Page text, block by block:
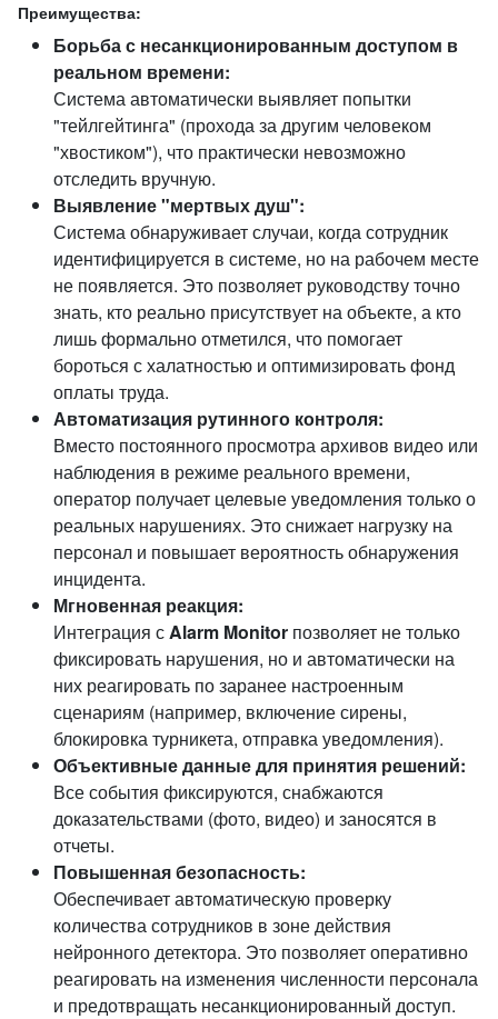
Преимущества:
Борьба с несанкционированным доступом в
реальном времени:
Система автоматически выявляет попытки
"тейлгейтинга" (прохода за другим человеком
"хвостиком"), что практически невозможно
отследить вручную.
Выявление "мертвых душ":
Система обнаруживает случаи, когда сотрудник
идентифицируется в системе, но на рабочем месте
не появляется. Это позволяет руководству точно
знать, кто реально присутствует на объекте, а кто
лишь формально отметился, что помогает
бороться с халатностью и оптимизировать фонд
оплаты труда.
Автоматизация рутинного контроля:
Вместо постоянного просмотра архивов видео или
наблюдения в режиме реального времени,
оператор получает целевые уведомления только о
реальных нарушениях. Это снижает нагрузку на
персонал и повышает вероятность обнаружения
инцидента.
Мгновенная реакция:
Интеграция сAlarm Monitor позволяет не только
фиксировать нарушения, но и автоматически на
них реагировать по заранее настроенным
сценариям (например, включение сирены,
блокировка турникета, отправка уведомления).
Объективные данные для принятия решений:
Все события фиксируются, снабжаются
доказательствами (фото, видео) и заносятся в
отчеты.
Повышенная безопасность:
Обеспечивает автоматическую проверку
количества сотрудников в зоне действия
нейронного детектора. Это позволяет оперативно
реагировать на изменения численности персонала
и предотвращать несанкционированный доступ.